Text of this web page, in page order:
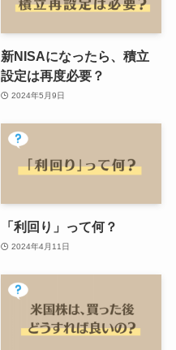
新NISAになったら、積立
設定は再度必要？
2024年5月9日
「利回り」って何？
2024年4月11日